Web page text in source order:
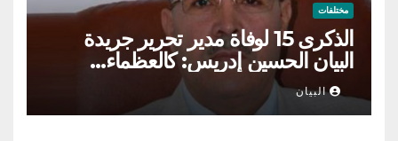
مختلفات
الذكرى 15 لوفاة مدير تحرير جريدة
البيان الحسين إدريس: كالعظماء…
عاش شامخا ورحل واقفا
البيان